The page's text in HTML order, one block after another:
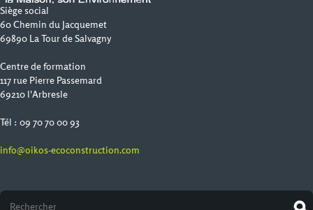
Siège social
60 Chemin du Jacquemet
69890 La Tour de Salvagny
Centre de formation
117 rue Pierre Passemard
69210 l'Arbresle
Tél : 09 70 70 00 93
info@oikos-ecoconstruction.com